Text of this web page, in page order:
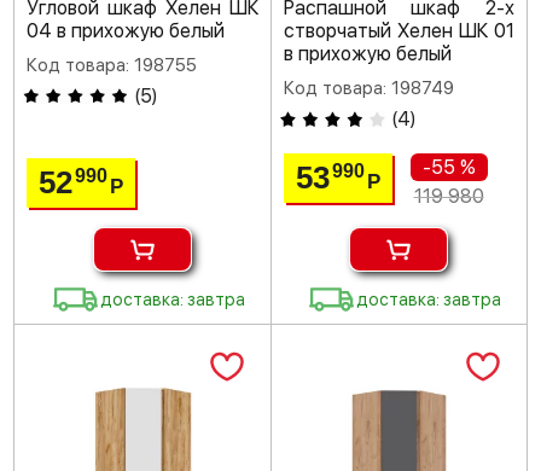
Угловой шкаф Хелен ШК
04 в прихожую белый
Код товара: 198755
(5)
52990Р
доставка: завтра
Распашной шкаф 2-х
створчатый Хелен ШК 01
в прихожую белый
Код товара: 198749
(4)
53990 Р
-55 %
119 980
доставка: завтра